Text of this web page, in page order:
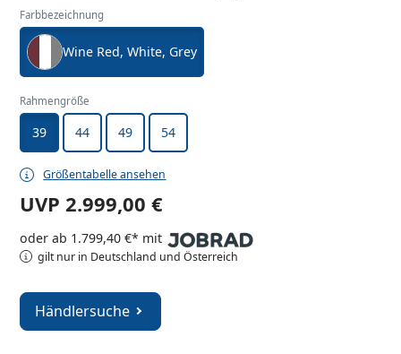
Farbbezeichnung
Wine Red, White, Grey
Rahmengröße
39 44 49 54
Größentabelle ansehen
UVP2.999,00 €
oder ab 1.799,40 €* mit
gilt nur in Deutschland und Österreich
Händlersuche